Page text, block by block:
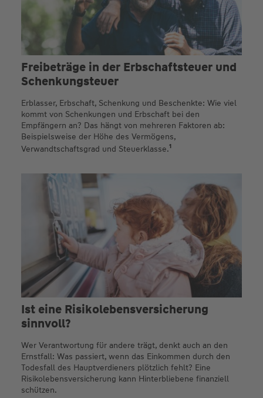
Freibeträge in der Erbschaftsteuer und
Schenkungsteuer
Erblasser, Erbschaft, Schenkung und Beschenkte: Wie viel
kommt von Schenkungen und Erbschaft bei den
Empfängern an? Das hängt von mehreren Faktoren ab:
Beispielsweise der Höhe des Vermögens,
Verwandtschaftsgrad und Steuerklasse.1
Ist eine Risiko­lebens­versicherung
sinnvoll?
Wer Verantwortung für andere trägt, denkt auch an den
Ernstfall: Was passiert, wenn das Einkommen durch den
Todesfall des Hauptverdieners plötzlich fehlt? Eine
Risikolebensversicherung kann Hinterbliebene finanziell
schützen.